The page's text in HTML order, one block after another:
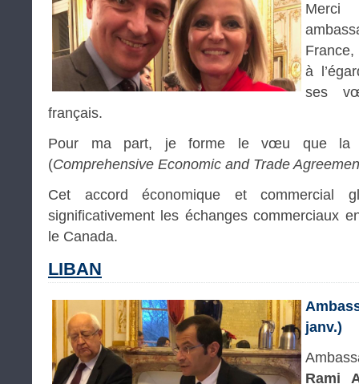
à
ses
français.
Pour ma part, je forme le vœu que la
(Comprehensive Economic and Trade
Cet accord économique et commercial
significativement les échanges commerciaux
le Canada.
LIBAN
janv.)
Rami